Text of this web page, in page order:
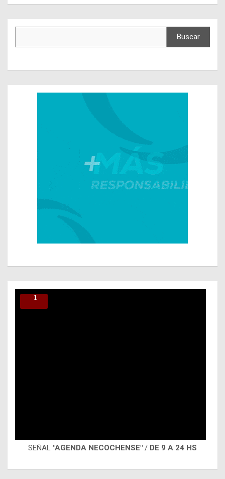
Buscar
SEÑAL "AGENDA NECOCHENSE" / DE 9 A 24 HS